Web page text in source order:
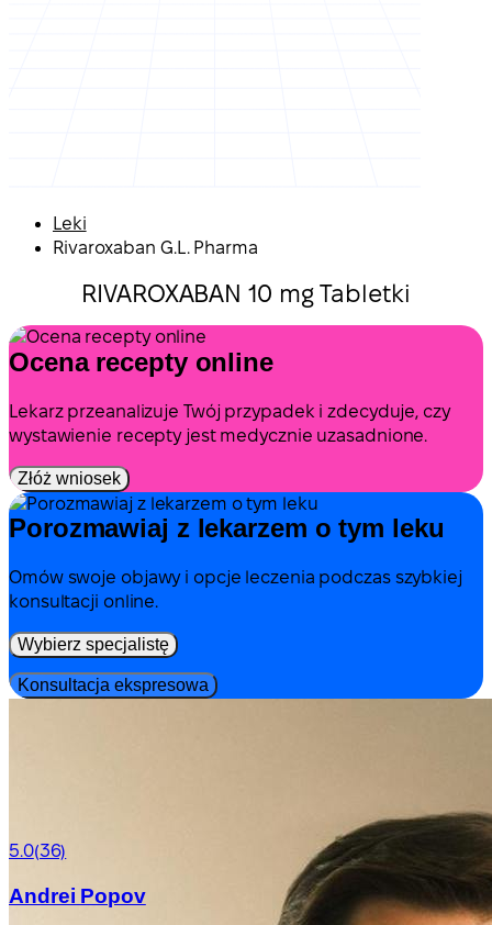
Leki
Rivaroxaban G.L. Pharma
RIVAROXABAN 10 mg Tabletki
Ocena recepty online
Lekarz przeanalizuje Twój przypadek i zdecyduje, czy
wystawienie recepty jest medycznie uzasadnione.
Złóż wniosek
Porozmawiaj z lekarzem o tym leku
Omów swoje objawy i opcje leczenia podczas szybkiej
konsultacji online.
Wybierz specjalistę
Konsultacja ekspresowa
5.0(36)
Andrei Popov